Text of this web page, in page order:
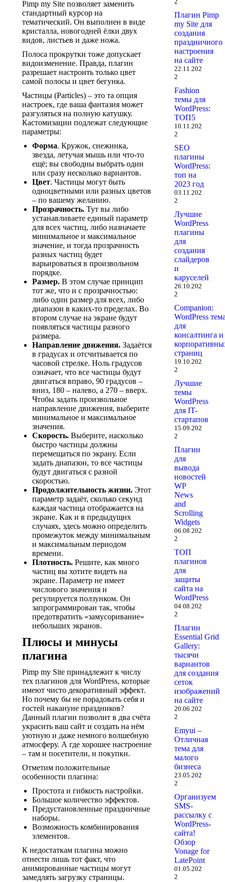
Pimp my Site позволяет заменить
стандартный курсор на
тематический. Он выполнен в виде
кристалла, новогодней ёлки двух
видов, листьев и даже ножа.
Полоса прокрутки тоже допускает
видоизменение. Правда, плагин
разрешает настроить только цвет
самой полосы и цвет бегунка.
Частицы (Particles) – это та опция
настроек, где ваша фантазия может
разгуляться на полную катушку.
Кастомизации подлежат следующие
параметры:
Форма. Кружок, снежинка,
звезда, летучая мышь или что-то
ещё; вы свободны выбрать один
или сразу несколько вариантов.
Цвет. Частицы могут быть
одноцветными или разных цветов
– по вашему желанию.
Прозрачность. Тут вы либо
устанавливаете единый параметр
для всех частиц, либо назначаете
минимальное и максимальное
значение, и тогда прозрачность
разных частиц будет
варьироваться в произвольном
порядке.
Размер. В этом случае принцип
тот же, что и с прозрачностью:
либо один размер для всех, либо
диапазон в каких-то пределах. Во
втором случае на экране будут
появляться частицы разного
размера.
Направление движения. Задаётся
в градусах и отсчитывается по
часовой стрелке. Ноль градусов
означает, что все частицы будут
двигаться вправо, 90 градусов –
вниз, 180 – налево, а 270 – вверх.
Чтобы задать произвольное
направление движения, выберите
минимальное и максимальное
значения.
Скорость. Выберите, насколько
быстро частицы должны
перемещаться по экрану. Если
задать диапазон, то все частицы
будут двигаться с разной
скоростью.
Продолжительность жизни. Этот
параметр задаёт, сколько секунд
каждая частица отображается на
экране. Как и в предыдущих
случаях, здесь можно определить
промежуток между минимальным
и максимальным периодом
времени.
Плотность. Решите, как много
частиц вы хотите видеть на
экране. Параметр не имеет
числового значения и
регулируется ползунком. Он
запрограммирован так, чтобы
предотвратить «замусоривание»
небольших экранов.
Плюсы и минусы
плагина
Pimp my Site принадлежит к числу
тех плагинов для WordPress, которые
имеют чисто декоративный эффект.
Но почему бы не порадовать себя и
гостей накануне праздников?
Данный плагин позволит в два счёта
украсить ваш сайт и создать на нём
уютную и даже немного волшебную
атмосферу. А где хорошее настроение
– там и посетители, и покупки.
Отметим положительные
особенности плагина:
Простота и гибкость настройки.
Большое количество эффектов.
Предустановленные праздничные
наборы.
Возможность комбинирования
элементов.
К недостаткам плагина можно
отнести лишь тот факт, что
анимированные частицы могут
замедлять загрузку страницы.
Плагин Pimp
my Site для
создания
праздничного
настроения
на сайте
22.11.202
2
Fashion
темы для
WordPress:
ТОП5
10.11.202
2
SEO
плагины
WordPress:
топ на
2023 год
03.11.202
2
Лучшие
WordPress
плагины
для
создания
слайдеров
и
каруселей
26.10.202
2
Companion:
WordPress
для
консалтинга и
страниц
19.10.202
2
Лучшие
темы
WordPress
для IT-
стартапов
15.09.202
2
Плагин
для
вывода
новостей
WP
News
and
Scrolling
Widgets
06.08.202
2
ТОП
плагинов
для
защиты
сайта на
WordPress
04.08.202
2
Плагин
Essential Grid
Gallery:
тысячи
вариантов
для создания
сеток
изображений
на сайте
20.06.202
2
Emyui –
Отличная
тема для
малого
бизнеса
23.05.202
2
Организуем
SMS-
рассылку с
WordPress-
сайта!
Обзор
Vonage for
LatePoint
01.05.202
2